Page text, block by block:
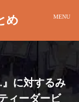
め
に対するみ
ィーダービ